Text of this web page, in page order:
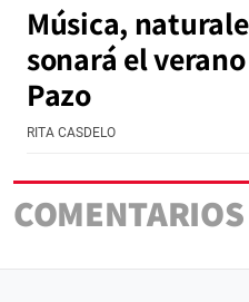
Música,
sonará el
Pazo
RITA CASDELO
COMENTARIOS